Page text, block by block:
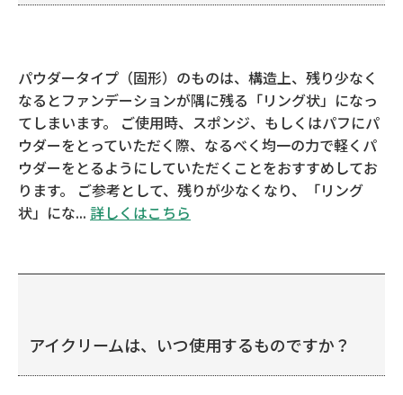
パウダータイプ（固形）のものは、構造上、残り少なく
なるとファンデーションが隅に残る「リング状」になっ
てしまいます。 ご使用時、スポンジ、もしくはパフにパ
ウダーをとっていただく際、なるべく均一の力で軽くパ
ウダーをとるようにしていただくことをおすすめしてお
ります。 ご参考として、残りが少なくなり、「リング
状」にな... 詳しくはこちら
アイクリームは、いつ使用するものですか？